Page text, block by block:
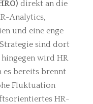
direkt an die
Analytics,
und eine enge
sind dort
wird HR
es bereits brennt
Fluktuation
HR-